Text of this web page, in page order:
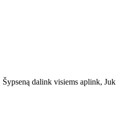
dalink visiems aplink, Juk